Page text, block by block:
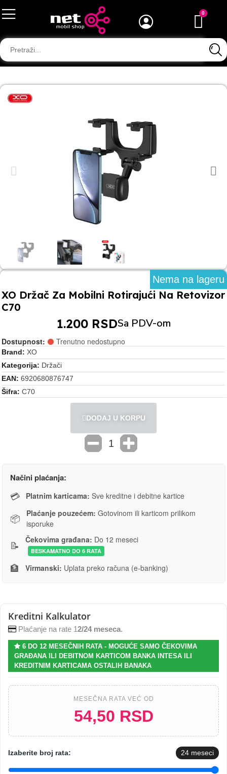
Nema na lageru
XO Držač Za Mobilni Rotirajući Na Retovizor
C70
1.200 RSDSa PDV-om
Dostupnost: Trenutno nedostupno
Brand
XO
Kategorija
Držači
EAN 6920680876747
Šifra C70
DODAJ U KORPU
Načini plaćanja:
💳 Platnim karticama: Sve kreditne i debitne kartice
📦 Plaćanje pouzećem: Gotovinom ili karticom prilikom
isporuke
📝 Čekovima građana: Do 12 meseci
BESKAMATNO DO 6 RATA
🏦 Virmanski: Uplata preko računa (e-banking)
Kreditni Kalkulator
Plaćanje na rate 12/24 meseca.
6 DO 12 MESEČNIH RATA - MOGUĆE SAMO ČEKOVIMA
GRAĐANA ILI DEBITNOM KARTICOM BANKA INTESA ILI
KREDITNIM KARTICAMA OSTALIH BANAKA
MESEČNA RATA VEĆ OD
54,50 RSD
Izaberite broj rata: 24 meseci